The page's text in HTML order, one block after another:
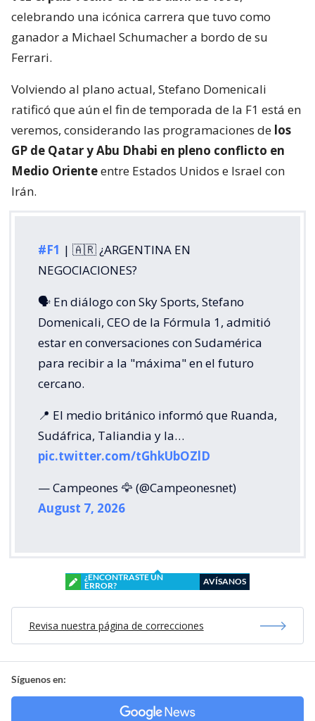
celebrando una icónica carrera que tuvo como
ganador a Michael Schumacher a bordo de su
Ferrari.
Volviendo al plano actual, Stefano Domenicali
ratificó que aún el fin de temporada de la F1 está en
veremos, considerando las programaciones de los
GP de Qatar y Abu Dhabi en pleno conflicto en
Medio Orienteentre Estados Unidos e Israel con
Irán.
#F1 | 🇦🇷 ¿ARGENTINA EN
NEGOCIACIONES?
🗣️ En diálogo con Sky Sports, Stefano
Domenicali, CEO de la Fórmula 1, admitió
estar en conversaciones con Sudamérica
para recibir a la "máxima" en el futuro
cercano.
📍 El medio británico informó que Ruanda,
Sudáfrica, Taliandia y la…
pic.twitter.com/tGhkUbOZlD
— Campeones 🦅 (@Campeonesnet)
August 7, 2026
¿ENCONTRASTE UN
ERROR?
AVÍSANOS
Revisa nuestra página de correcciones
Síguenos en: